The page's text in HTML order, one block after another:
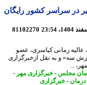
سراسر کشور رایگان
81102270
زمانی کیاسری، عضو
و به نقل ازخبرگزاری
مجلس-خبرگزاری مهر-
-خبرگزاری